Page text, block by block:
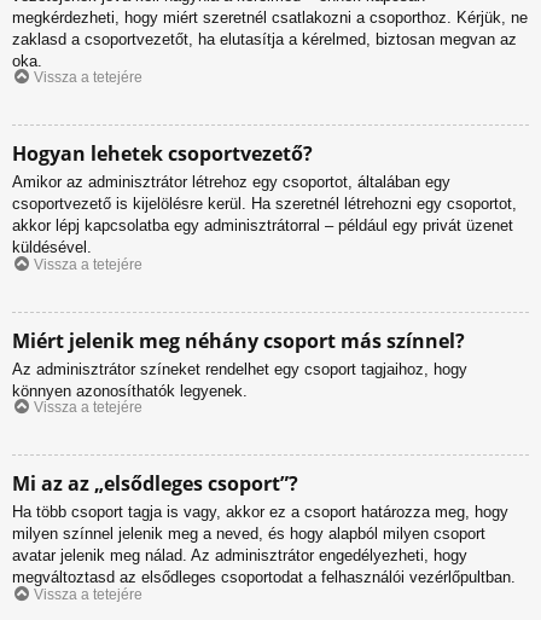
megkérdezheti, hogy miért szeretnél csatlakozni a csoporthoz. Kérjük, ne
zaklasd a csoportvezetőt, ha elutasítja a kérelmed, biztosan megvan az
oka.
Vissza a tetejére
Hogyan lehetek csoportvezető?
Amikor az adminisztrátor létrehoz egy csoportot, általában egy
csoportvezető is kijelölésre kerül. Ha szeretnél létrehozni egy csoportot,
akkor lépj kapcsolatba egy adminisztrátorral – például egy privát üzenet
küldésével.
Vissza a tetejére
Miért jelenik meg néhány csoport más színnel?
Az adminisztrátor színeket rendelhet egy csoport tagjaihoz, hogy
könnyen azonosíthatók legyenek.
Vissza a tetejére
Mi az az „elsődleges csoport”?
Ha több csoport tagja is vagy, akkor ez a csoport határozza meg, hogy
milyen színnel jelenik meg a neved, és hogy alapból milyen csoport
avatar jelenik meg nálad. Az adminisztrátor engedélyezheti, hogy
megváltoztasd az elsődleges csoportodat a felhasználói vezérlőpultban.
Vissza a tetejére